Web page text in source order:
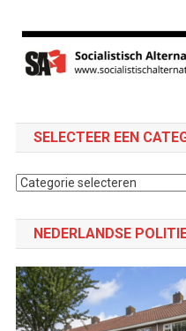
SELECTEER EEN
Selecteer
categorie
NEDERLANDSE